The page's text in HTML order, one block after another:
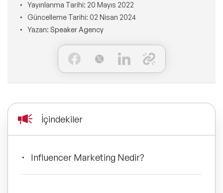
Dijital Dönüşüm Konuşmacıları
Mindfulness Konuşmacıları
Cinsiyet Eşitliği, Çeşitlilik
Tüm Konular
Ekibimiz
Referanslarımız
Sıkça Sorulan Sorular
Yayınlanma Tarihi: 20 Mayıs 2022
Güncelleme Tarihi: 02 Nisan 2024
Yazan: Speaker Agency
İçindekiler
Influencer Marketing Nedir?